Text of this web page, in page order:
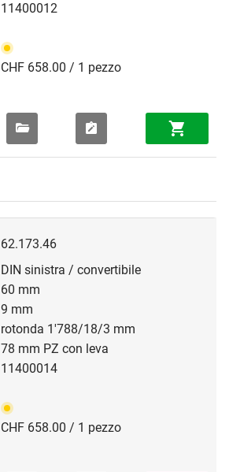
11400012
CHF 658.00 / 1 pezzo
62.173.46
DIN sinistra / convertibile
60 mm
9 mm
rotonda 1'788/18/3 mm
78 mm PZ con leva
11400014
CHF 658.00 / 1 pezzo